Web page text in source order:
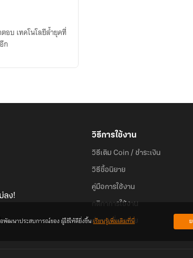
ก
ลง!
วิธีการใช้งาน
วิธีเติม Coin / ชำระเงิน
วิธีซื้อนิยาย
คู่มือการใช้งาน
กติกาการใช้งาน
คำถามที่พบบ่อย
พัฒนาประสบการณ์ของ ผู้ใช้ให้ดียิ่งขึ้นเรียนรู้เพิ่มเติมที่นี่